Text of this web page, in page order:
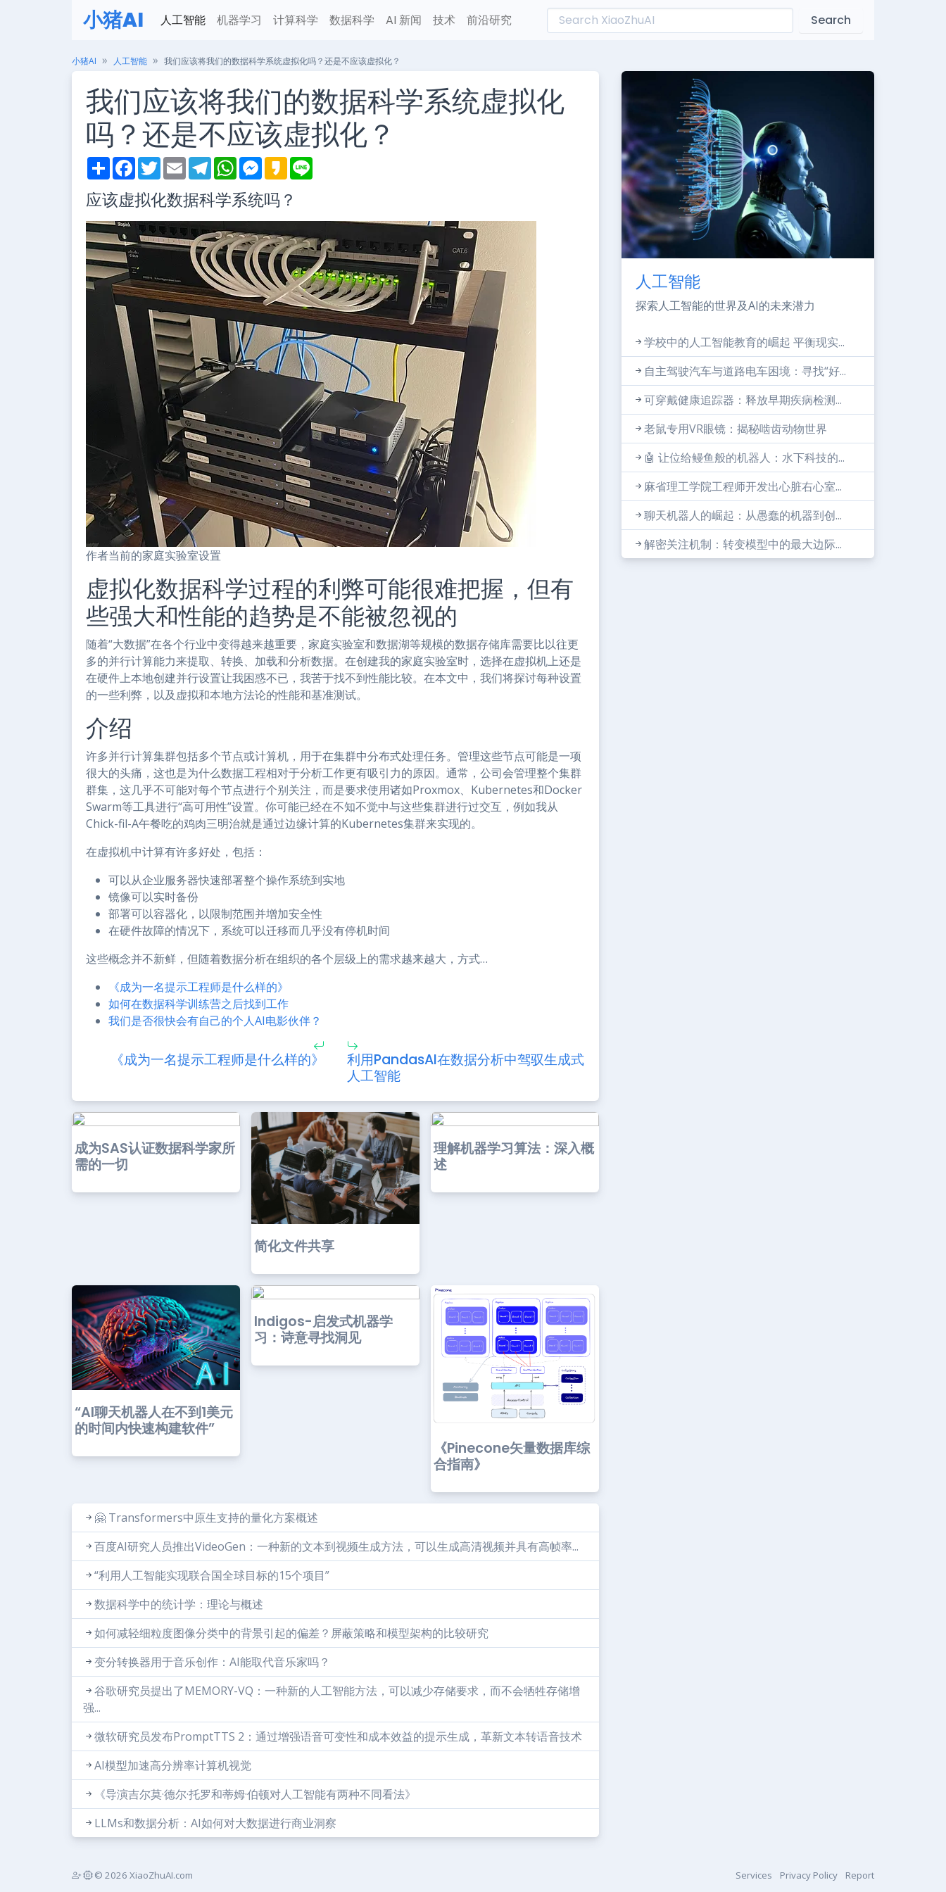
小猪AI 人工智能 机器学习 计算科学 数据科学 AI 新闻 技术 前沿研究 Search
小猪AI 人工智能 我们应该将我们的数据科学系统虚拟化吗？还是不应该虚拟化？
我们应该将我们的数据科学系统虚拟化
吗？还是不应该虚拟化？
S
h
r
e
F
a
e
b
o
o
k
T
w
t
t
e
r
E
m
i
l
T
e
e
g
r
a
m
W
h
t
s
A
p
p
M
e
s
e
n
g
e
r
K
a
a
o
应该虚拟化数据科学系统吗？
作者当前的家庭实验室设置
虚拟化数据科学过程的利弊可能很难把握，但有
些强大和性能的趋势是不能被忽视的
随着“大数据”在各个行业中变得越来越重要，家庭实验室和数据湖等规模的数据存储库需要比以往更
多的并行计算能力来提取、转换、加载和分析数据。在创建我的家庭实验室时，选择在虚拟机上还是
在硬件上本地创建并行设置让我困惑不已，我苦于找不到性能比较。在本文中，我们将探讨每种设置
的一些利弊，以及虚拟和本地方法论的性能和基准测试。
介绍
许多并行计算集群包括多个节点或计算机，用于在集群中分布式处理任务。管理这些节点可能是一项
很大的头痛，这也是为什么数据工程相对于分析工作更有吸引力的原因。通常，公司会管理整个集群
群集，这几乎不可能对每个节点进行个别关注，而是要求使用诸如Proxmox、Kubernetes和Docker
Swarm等工具进行“高可用性”设置。你可能已经在不知不觉中与这些集群进行过交互，例如我从
Chick-fil-A午餐吃的鸡肉三明治就是通过边缘计算的Kubernetes集群来实现的。
在虚拟机中计算有许多好处，包括：
可以从企业服务器快速部署整个操作系统到实地
镜像可以实时备份
部署可以容器化，以限制范围并增加安全性
在硬件故障的情况下，系统可以迁移而几乎没有停机时间
这些概念并不新鲜，但随着数据分析在组织的各个层级上的需求越来越大，方式…
《成为一名提示工程师是什么样的》
如何在数据科学训练营之后找到工作
我们是否很快会有自己的个人AI电影伙伴？
《成为一名提示工程师是什么样的》
利用PandasAI在数据分析中驾驭生成式
人工智能
成为SAS认证数据科学家所
需的一切
简化文件共享
理解机器学习算法：深入概
述
“AI聊天机器人在不到1美元
的时间内快速构建软件”
Indigos-启发式机器学
习：诗意寻找洞见
《Pinecone矢量数据库综
合指南》
🤗 Transformers中原生支持的量化方案概述
百度AI研究人员推出VideoGen：一种新的文本到视频生成方法，可以生成高清视频并具有高帧率...
“利用人工智能实现联合国全球目标的15个项目”
数据科学中的统计学：理论与概述
如何减轻细粒度图像分类中的背景引起的偏差？屏蔽策略和模型架构的比较研究
变分转换器用于音乐创作：AI能取代音乐家吗？
谷歌研究员提出了MEMORY-VQ：一种新的人工智能方法，可以减少存储要求，而不会牺牲存储增
强...
微软研究员发布PromptTTS 2：通过增强语音可变性和成本效益的提示生成，革新文本转语音技术
AI模型加速高分辨率计算机视觉
《导演吉尔莫·德尔·托罗和蒂姆·伯顿对人工智能有两种不同看法》
LLMs和数据分析：AI如何对大数据进行商业洞察
人工智能
探索人工智能的世界及AI的未来潜力
学校中的人工智能教育的崛起 平衡现实...
自主驾驶汽车与道路电车困境：寻找“好...
可穿戴健康追踪器：释放早期疾病检测...
老鼠专用VR眼镜：揭秘啮齿动物世界
🤖 让位给鳗鱼般的机器人：水下科技的...
麻省理工学院工程师开发出心脏右心室...
聊天机器人的崛起：从愚蠢的机器到创...
解密关注机制：转变模型中的最大边际...
© 2026 XiaoZhuAI.com Services Privacy Policy Report